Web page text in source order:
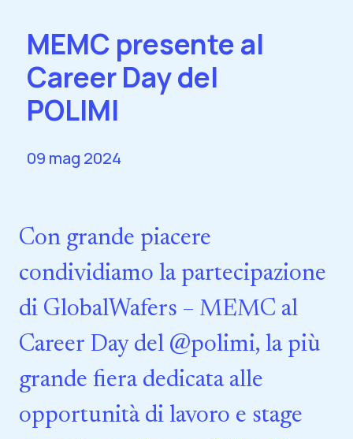
MEMC presente al
Career Day del
POLIMI
09 mag 2024
Con grande piacere
condividiamo la partecipazione
di GlobalWafers – MEMC al
Career Day del @polimi, la più
grande fiera dedicata alle
opportunità di lavoro e stage